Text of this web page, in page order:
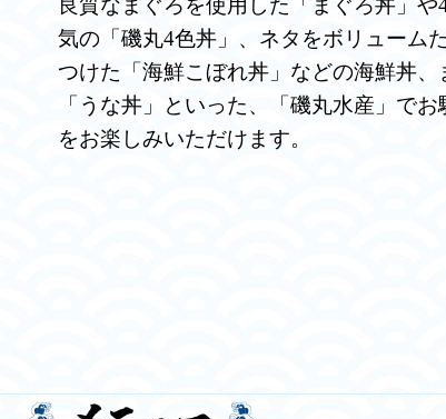
良質なまぐろを使用した「まぐろ丼」や
気の「磯丸4色丼」、ネタをボリューム
つけた「海鮮こぼれ丼」などの海鮮丼
「うな丼」といった、「磯丸水産」で
をお楽しみいただけます。